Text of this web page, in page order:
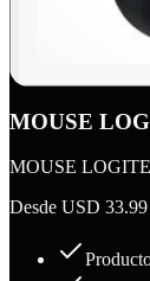
MOUSE
MOUSE
Desde USD 33.99